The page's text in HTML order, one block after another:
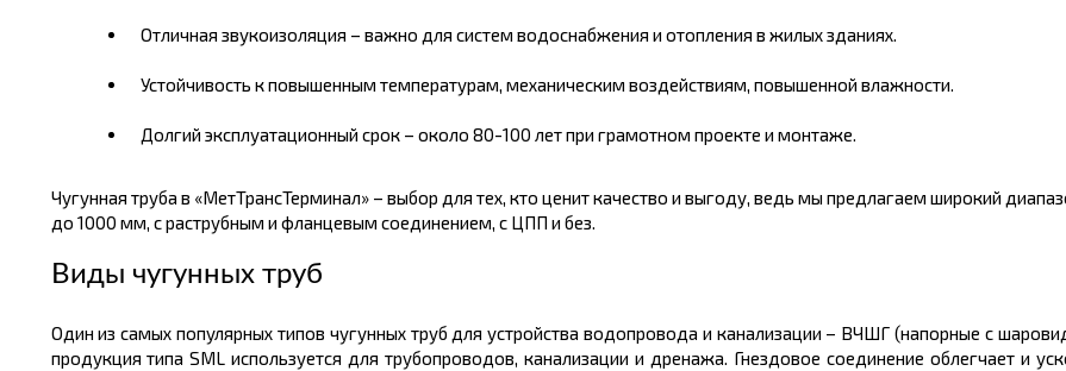
Отличная звукоизоляция – важно для систем водоснабжения и отопления в жилых зданиях.
Устойчивость к повышенным температурам, механическим воздействиям, повышенной влажности.
Долгий эксплуатационный срок – около 80-100 лет при грамотном проекте и монтаже.
Чугунная труба в «МетТрансТерминал» – выбор для тех, кто ценит качество и выгоду, ведь мы предлагаем широкий
до 1000 мм, с раструбным и фланцевым соединением, с ЦПП и без.
Виды чугунных труб
Один из самых популярных типов чугунных труб для устройства водопровода и канализации – ВЧШГ (напорные с
продукция типа SML используется для трубопроводов, канализации и дренажа. Гнездовое соединение облегчает и